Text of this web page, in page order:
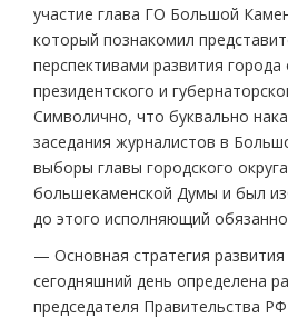
участие глава ГО Большой
который познакомил
перспективами развития города
президентского и
Символично, что буквально
заседания журналистов в
выборы главы городского
большекаменской Думы и был
до этого исполняющий
— Основная стратегия развития
сегодняшний день определена
председателя Правительства